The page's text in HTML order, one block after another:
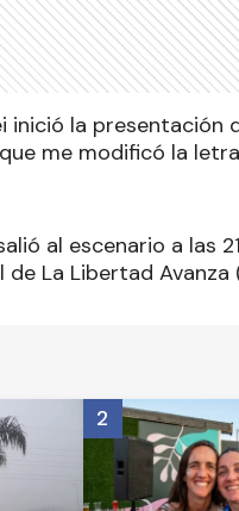
inició la
me modificó la
al escenario a las
La Libertad Avanza
2